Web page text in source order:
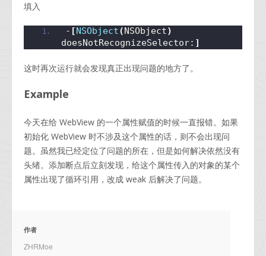
填入
- [NSObject(NSObject)
doesNotRecognizeSelector: ]
这时再次运行就会发现真正出现问题的地方了。
Example
今天在给 WebView 的一个属性赋值的时候一直报错。如果
初始化 WebView 时不涉及这个属性的话，则不会出现问
题。虽然我已经定位了问题的所在，但是如何解决依然没有
头绪。添加断点后立刻发现，给这个属性传入的对象的某个
属性出现了循环引用，改成 weak 后解决了问题。
作者
ZHRMoe